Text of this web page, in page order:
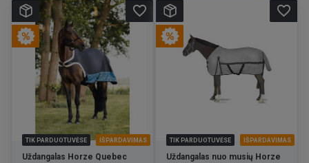
TIK PARDUOTUVĖSE IŠPARDAVIMAS
Uždangalas Horze Quebec
favorite_border
TIK PARDUOTUVĖSE IŠPARDAVIMAS
Uždangalas nuo musių Horze
favorite_border